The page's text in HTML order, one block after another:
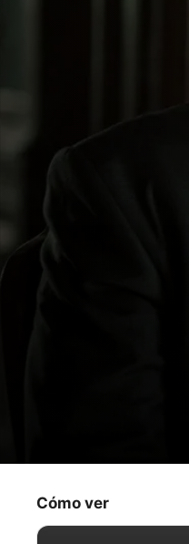
La elección de Faraz
Suspenso
Cómo ver